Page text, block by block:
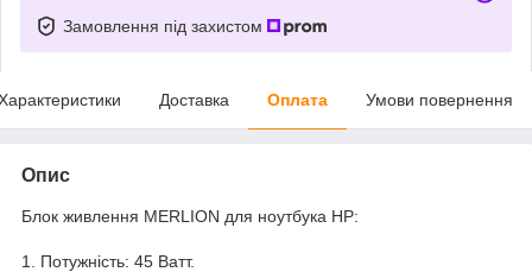
Замовлення під захистом
Доставка Оплата Умови повернення
Опис
Блок живлення MERLION для ноутбука HP:
1. Потужність: 45 Ватт.